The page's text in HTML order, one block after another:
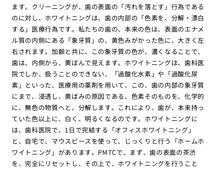
ます。クリーニングが、歯の表面の「汚れを落とす」行為である
のに対し、ホワイトニングは、歯の内部の「色素を、分解・漂白
する」医療行為です。私たちの歯の、本来の色は、表面のエナメ
ル質の内側にある「象牙質」の、黄色みがかった色に、大きく左
右されます。加齢と共に、この象牙質の色が、濃くなることで、
歯は、内側から、黄ばんで見えます。ホワイトニングは、歯科医
院でしか、扱うことのできない、「過酸化水素」や「過酸化尿
素」といった、医療用の薬剤を用いて、この、歯の内部の象牙質
にまで、浸透し、黄ばみの原因である、色素そのものを、化学的
に、無色の物質へと、分解します。これにより、歯が、本来持っ
ていた色以上に、白く、明るくなるのです。ホワイトニングに
は、歯科医院で、1日で完結する「オフィスホワイトニング」
と、自宅で、マウスピースを使って、じっくりと行う「ホームホ
ワイトニング」があります。PMTCで、まず、歯の表面の茶渋
を、完全にリセットし、その上で、ホワイトニングを行うこと